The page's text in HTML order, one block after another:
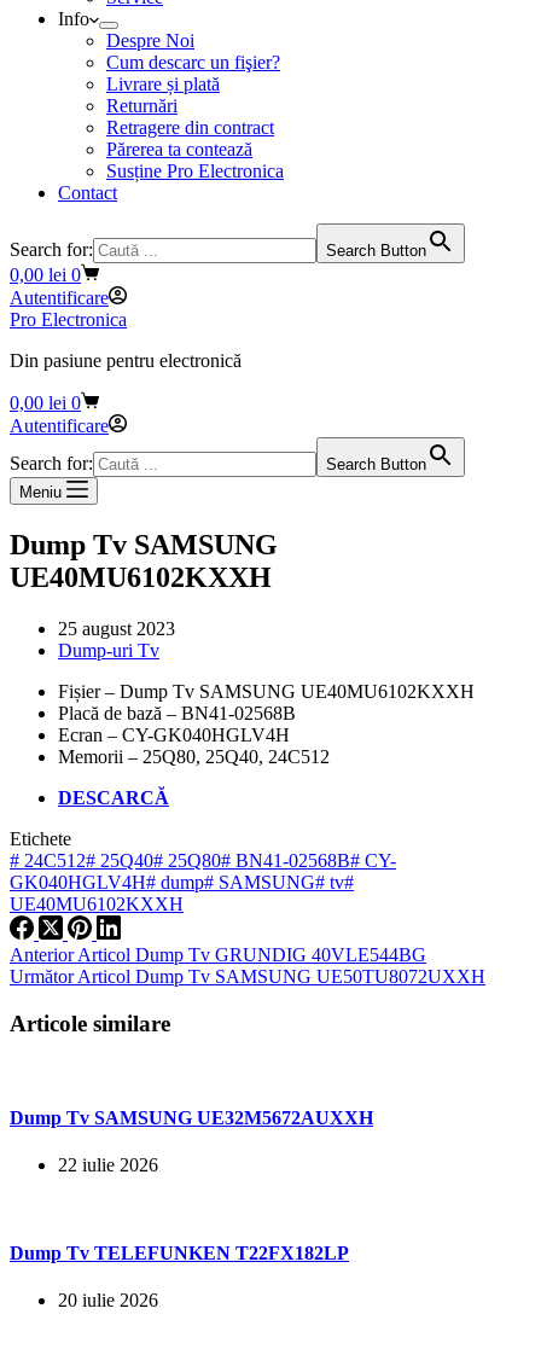
Info
Despre Noi
Cum descarc un fişier?
Livrare și plată
Returnări
Retragere din contract
Părerea ta contează
Susține Pro Electronica
Contact
Search for: Search Button
Coș
de
cumpărături
0,00 lei 0
Autentificare
Pro Electronica
Din pasiune pentru electronică
Coș
de
0,00 lei 0
Autentificare
Search for:
Search Button
Meniu
Dump Tv SAMSUNG
UE40MU6102KXXH
25 august 2023
Dump-uri Tv
Fișier – Dump Tv SAMSUNG UE40MU6102KXXH
Placă de bază – BN41-02568B
Ecran – CY-GK040HGLV4H
Memorii – 25Q80, 25Q40, 24C512
DESCARCĂ
Etichete
# 24C512# 25Q40# 25Q80# BN41-02568B# CY-
GK040HGLV4H# dump# SAMSUNG# tv#
UE40MU6102KXXH
AnteriorArticol Dump Tv GRUNDIG 40VLE544BG
UrmătorArticol Dump Tv SAMSUNG UE50TU8072UXXH
Articole similare
Dump Tv SAMSUNG UE32M5672AUXXH
22 iulie 2026
Dump Tv TELEFUNKEN T22FX182LP
20 iulie 2026